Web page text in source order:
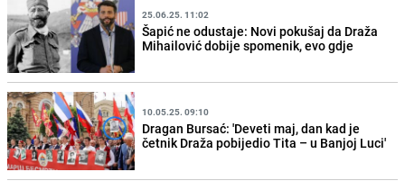
25.06.25. 11:02
Šapić ne odustaje: Novi pokušaj da Draža
Mihailović dobije spomenik, evo gdje
10.05.25. 09:10
Dragan Bursać: 'Deveti maj, dan kad je
četnik Draža pobijedio Tita – u Banjoj Luci'